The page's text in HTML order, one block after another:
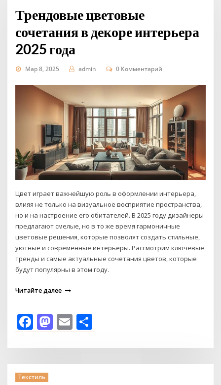
Трендовые цветовые
сочетания в декоре интерьера
2025 года
Мар 8, 2025 admin 0 Комментарий
Цвет играет важнейшую роль в оформлении интерьера,
влияя не только на визуальное восприятие пространства,
но и на настроение его обитателей. В 2025 году дизайнеры
предлагают смелые, но в то же время гармоничные
цветовые решения, которые позволят создать стильные,
уютные и современные интерьеры. Рассмотрим ключевые
тренды и самые актуальные сочетания цветов, которые
будут популярны в этом году.
Читайте далее
Facebook
Mastodon
Email
Текстиль